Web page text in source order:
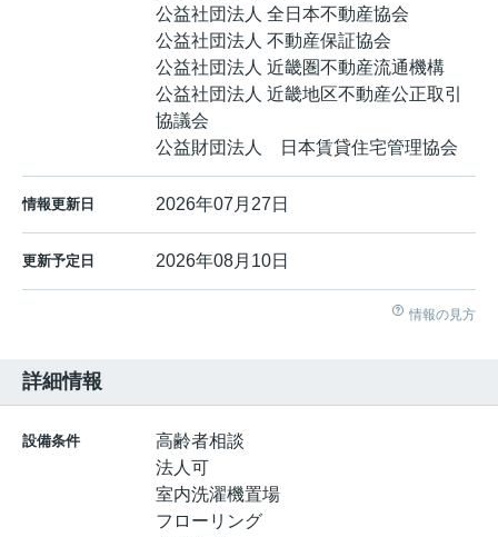
公益社団法人 全日本不動産協会
公益社団法人 不動産保証協会
公益社団法人 近畿圏不動産流通機構
公益社団法人 近畿地区不動産公正取引
協議会
公益財団法人 日本賃貸住宅管理協会
情報更新日 2026年07月27日
更新予定日 2026年08月10日
情報の見方
詳細情報
設備条件
高齢者相談
法人可
室内洗濯機置場
フローリング